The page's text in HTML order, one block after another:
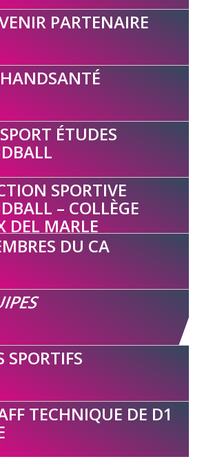
PARTENAIRE
ÉTUDES
SPORTIVE
– COLLÈGE
DEL MARLE
DU CA
SPORTIFS
TECHNIQUE DE D1